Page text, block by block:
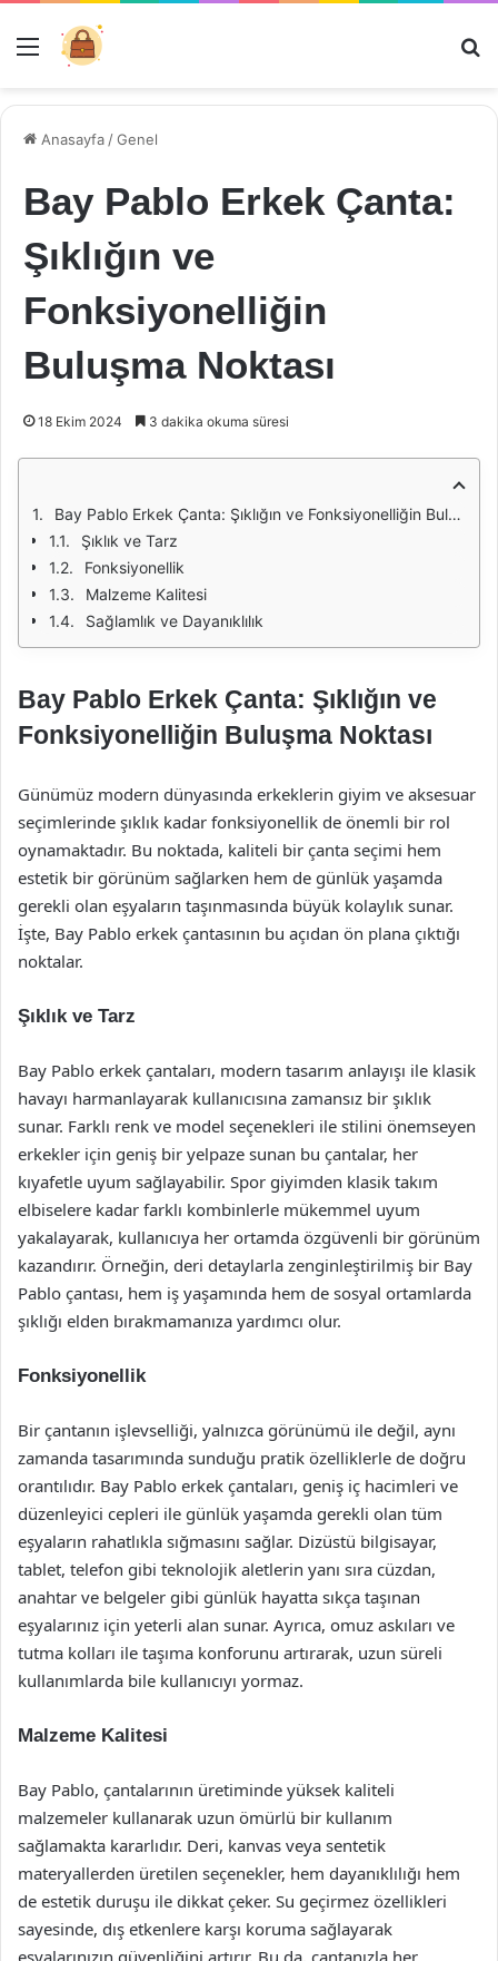
Menü
Anasayfa /Genel
Bay Pablo Erkek Çanta:
Şıklığın ve
Fonksiyonelliğin
Buluşma Noktası
18 Ekim 2024 3 dakika okuma süresi
Bay Pablo Erkek Çanta: Şıklığın ve Fonksiyonelliğin Buluşma Noktası
Şıklık ve Tarz
Fonksiyonellik
Malzeme Kalitesi
Sağlamlık ve Dayanıklılık
Bay Pablo Erkek Çanta: Şıklığın ve
Fonksiyonelliğin Buluşma Noktası
Günümüz modern dünyasında erkeklerin giyim ve aksesuar
seçimlerinde şıklık kadar fonksiyonellik de önemli bir rol
oynamaktadır. Bu noktada, kaliteli bir çanta seçimi hem
estetik bir görünüm sağlarken hem de günlük yaşamda
gerekli olan eşyaların taşınmasında büyük kolaylık sunar.
İşte, Bay Pablo erkek çantasının bu açıdan ön plana çıktığı
noktalar.
Şıklık ve Tarz
Bay Pablo erkek çantaları, modern tasarım anlayışı ile klasik
havayı harmanlayarak kullanıcısına zamansız bir şıklık
sunar. Farklı renk ve model seçenekleri ile stilini önemseyen
erkekler için geniş bir yelpaze sunan bu çantalar, her
kıyafetle uyum sağlayabilir. Spor giyimden klasik takım
elbiselere kadar farklı kombinlerle mükemmel uyum
yakalayarak, kullanıcıya her ortamda özgüvenli bir görünüm
kazandırır. Örneğin, deri detaylarla zenginleştirilmiş bir Bay
Pablo çantası, hem iş yaşamında hem de sosyal ortamlarda
şıklığı elden bırakmamanıza yardımcı olur.
Fonksiyonellik
Bir çantanın işlevselliği, yalnızca görünümü ile değil, aynı
zamanda tasarımında sunduğu pratik özelliklerle de doğru
orantılıdır. Bay Pablo erkek çantaları, geniş iç hacimleri ve
düzenleyici cepleri ile günlük yaşamda gerekli olan tüm
eşyaların rahatlıkla sığmasını sağlar. Dizüstü bilgisayar,
tablet, telefon gibi teknolojik aletlerin yanı sıra cüzdan,
anahtar ve belgeler gibi günlük hayatta sıkça taşınan
eşyalarınız için yeterli alan sunar. Ayrıca, omuz askıları ve
tutma kolları ile taşıma konforunu artırarak, uzun süreli
kullanımlarda bile kullanıcıyı yormaz.
Malzeme Kalitesi
Bay Pablo, çantalarının üretiminde yüksek kaliteli
malzemeler kullanarak uzun ömürlü bir kullanım
sağlamakta kararlıdır. Deri, kanvas veya sentetik
materyallerden üretilen seçenekler, hem dayanıklılığı hem
de estetik duruşu ile dikkat çeker. Su geçirmez özellikleri
sayesinde, dış etkenlere karşı koruma sağlayarak
eşyalarınızın güvenliğini artırır. Bu da, çantanızla her